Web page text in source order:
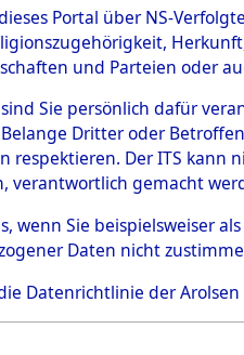
von
Toter aus
Ort ihrer
0002
Portal über NS-
und Parteien oder
Sie persönlich dafür
Dritter oder
respektieren. Der ITS
verantwortlich gemacht
wenn Sie beispielsweiser
Daten nicht
Datenrichtlinie der Arolsen